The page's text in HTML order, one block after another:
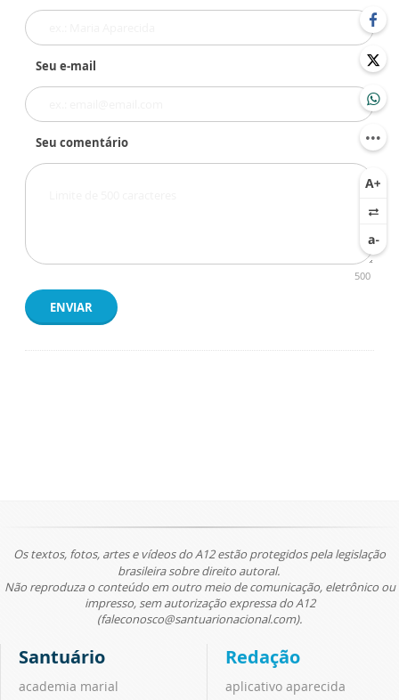
Seu e-mail
Seu comentário
500
ENVIAR
Os textos, fotos, artes e vídeos do A12 estão protegidos pela legislação
brasileira sobre direito autoral.
Não reproduza o conteúdo em outro meio de comunicação, eletrônico ou
impresso, sem autorização expressa do A12
(faleconosco@santuarionacional.com).
Santuário
academia marial
Redação
aplicativo aparecida